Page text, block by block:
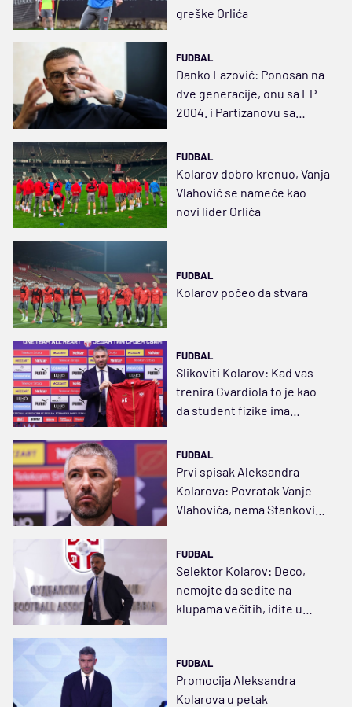
greške Orlića
FUDBAL
Danko Lazović: Ponosan na
dve generacije, onu sa EP
2004. i Partizanovu sa
FUDBAL
Kolarov dobro krenuo, Vanja
Vlahović se nameće kao
novi lider Orlića
FUDBAL
Kolarov počeo da stvara
FUDBAL
Slikoviti Kolarov: Kad vas
trenira Gvardiola to je kao
da student fizike ima
FUDBAL
Prvi spisak Aleksandra
Kolarova: Povratak Vanje
Vlahovića, nema Stankovića
FUDBAL
Selektor Kolarov: Deco,
nemojte da sedite na
klupama večitih, idite u
FUDBAL
Promocija Aleksandra
Kolarova u petak